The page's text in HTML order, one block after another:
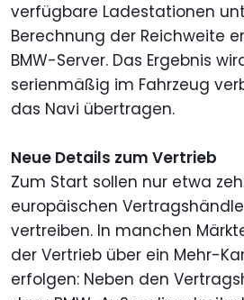
verfügbare Ladestationen
Berechnung der Reichweite
BMW-Server. Das Ergebnis
serienmäßig im Fahrzeug
das Navi übertragen.
Neue Details zum Vertrieb
Zum Start sollen nur etwa
europäischen
vertreiben. In manchen
der Vertrieb über ein Mehr-
erfolgen: Neben den